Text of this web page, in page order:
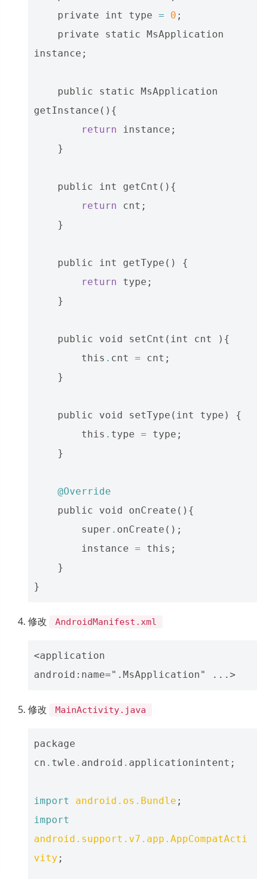
private
int type = 0 ;
private
static MsApplication
instance ;
public static MsApplication
getInstance (){
return
instance ;
}
public int getCnt (){
return
cnt ;
}
public int getType ()
{
return
type ;
}
public void setCnt ( int cnt
){
this . cnt = cnt ;
}
public void setType ( int type )
{
this . type = type ;
}
@Override
public
void onCreate (){
super . onCreate ();
instance = this ;
}
}
修改 AndroidManifest.xml
<application
修改 MainActivity.java
package
cn . twle . android . applicationintent ;
import android.os.Bundle ;
import
android.support.v7.app.AppCompatActi
vity ;